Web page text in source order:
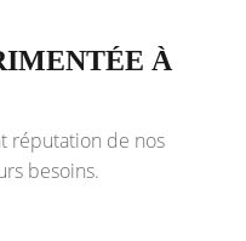
À
réputation de nos
besoins.